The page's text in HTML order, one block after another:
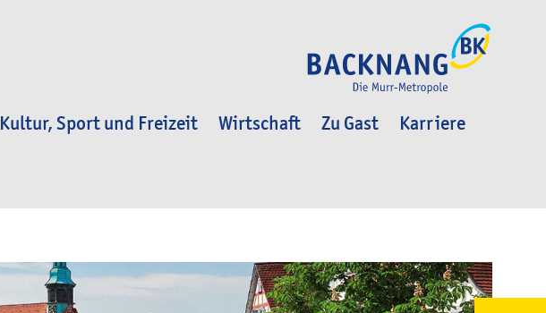
Kultur, Sport und Freizeit Wirtschaft Zu Gast
Karriere